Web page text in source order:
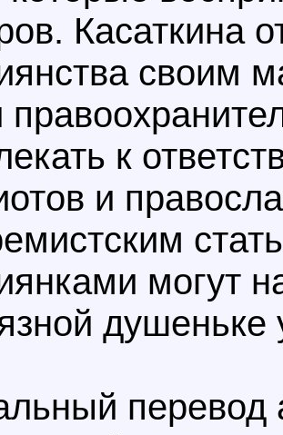
Касаткина
своим
к
и
могут
душеньке
перевод